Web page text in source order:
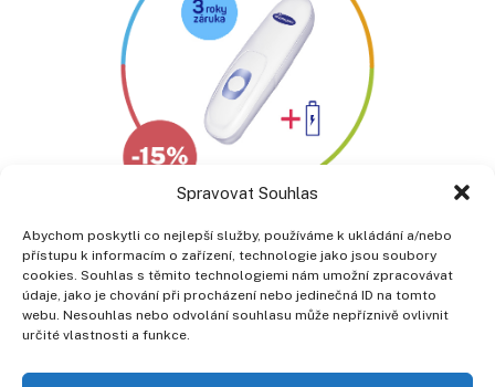
Spravovat Souhlas
Abychom poskytli co nejlepší služby, používáme k ukládání a/nebo
přístupu k informacím o zařízení, technologie jako jsou soubory
cookies. Souhlas s těmito technologiemi nám umožní zpracovávat
údaje, jako je chování při procházení nebo jedinečná ID na tomto
webu. Nesouhlas nebo odvolání souhlasu může nepříznivě ovlivnit
určité vlastnosti a funkce.
Poliklinika Prosek a. s.
Lovosická 440/40, 190 00 Praha 9
telefon: +420 266 010 111
Lékárna: +420 266 010 257